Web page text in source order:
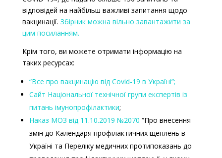
відповідей на найбільш важливі запитання щодо
вакцинації. Збірник можна вільно завантажити за
цим посиланням.
Крім того, ви можете отримати інформацію на
таких ресурсах:
“Все про вакцинацію від Covid-19 в Україні”;
Сайт Національної технічної групи експертів із
питань імунопрофілактики;
Наказ МОЗ від 11.10.2019 №2070 “Про внесення
змін до Календаря профілактичних щеплень в
Україні та Переліку медичних протипоказань до